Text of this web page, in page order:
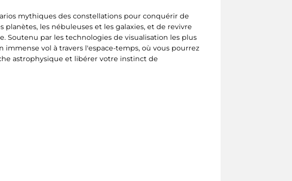
mythiques des constellations pour conquérir de
les nébuleuses et les galaxies, et de revivre
Soutenu par les technologies de visualisation les plus
immense vol à travers l'espace-temps, où vous pourrez
astrophysique et libérer votre instinct de